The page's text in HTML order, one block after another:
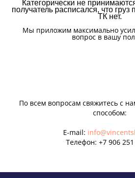
Категорически не
получатель расписался, что груз
ТК нет.
Мы приложим максимально
вопрос в вашу
По всем вопросам свяжитесь с
способом:
E-mail:
Телефон: +7 906